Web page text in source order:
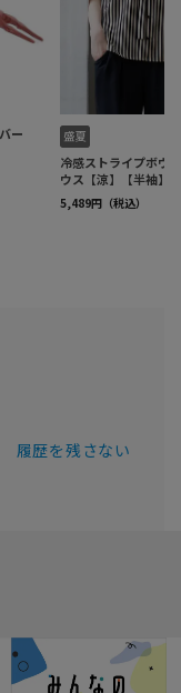
履歴を残さない